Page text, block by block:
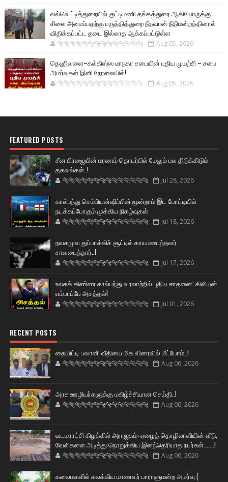
வல்வெட்டித்துறையில் குட்டிமணி தங்கத்துரை ஆகியோருக்கு
சிலை அமைப்பதற்கு பருத்தித்துறை நீதவான் நீதிமன்றத்தினால்
விதிக்கப்பட்ட தடை இல்லாத ஆக்கப்பட்டுள்ள
🐅🐅🐅🐅🐅🐅🐆🐆🐆🐆🐆🐆🐆🐆 Aug 05, 2026
தெஹிவளை–கல்கிஸ்ஸ மாநகர சபையின் புதிய முயற்சி – சபை
அமர்வுகள் இனி நேரலையில்!
🐅🐅🐅🐅🐅🐅🐆🐆🐆🐆🐆🐆🐆🐆 Aug 05, 2026
FEATURED POSTS
சீன பிரஜையின் மரணம் தொடர்பில் மேலும் பல திடுக்கிடும்
தகவல்கள்..!
🐅🐅🐅🐅🐅🐅🐆🐆🐆🐆🐆🐆🐆🐆 Jul 28, 2026
கால்பந்து செம்பியன்ஷிப்பின் மூன்றாம் இட போட்டியில்
நடக்கப்போகும் முக்கிய நிகழ்வுகள்
🐅🐅🐅🐅🐅🐅🐆🐆🐆🐆🐆🐆🐆🐆 Jul 18, 2026
நவகமுவ துப்பாக்கிச் சூட்டில் காயமடைந்தவர்
சாவடைந்தார்..!
🐅🐅🐅🐅🐅🐅🐆🐆🐆🐆🐆🐆🐆🐆 Jul 17, 2026
உலகக் கிண்ண கால்பந்து வரலாற்றில் புதிய சாதனை: கிலியன்
எம்பாப்பே அசத்தல்!
🐅🐅🐅🐅🐅🐅🐆🐆🐆🐆🐆🐆🐆🐆 Jul 01, 2026
RECENT POSTS
தையிட்டி பவானி வீதியை மிக விரைவில் மீட்போம்..!
🐅🐅🐅🐅🐅🐅🐆🐆🐆🐆🐆🐆🐆🐆 Aug 06, 2026
அரசு ஊழியர்களுக்கு மகிழ்ச்சியான செய்தி..!
🐅🐅🐅🐅🐅🐅🐆🐆🐆🐆🐆🐆🐆🐆 Aug 06, 2026
வடமராட்சி கிழக்கில் அராஜகம்: ஏழைத் தொழிலாளியின் வீடு,
வேலிகளை அடித்து நொறுக்கிய இனந்தெரியாத நபர்கள்.......!
🐅🐅🐅🐅🐅🐅🐆🐆🐆🐆🐆🐆🐆🐆 Aug 06, 2026
கலைமகளில் கலக்கிய மாணவர் பாராளுமன்ற அமர்வு (